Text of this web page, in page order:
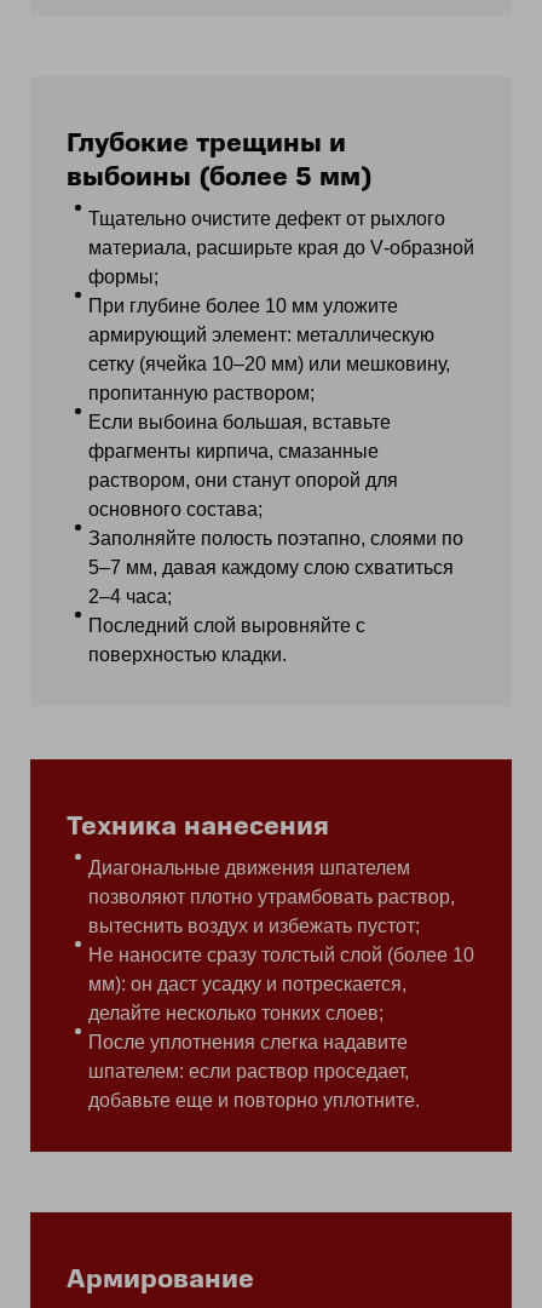
Глубокие трещины и
выбоины (более 5 мм)
Тщательно очистите дефект от рыхлого
материала, расширьте края до V‑образной
формы;
При глубине более 10 мм уложите
армирующий элемент: металлическую
сетку (ячейка 10–20 мм) или мешковину,
пропитанную раствором;
Если выбоина большая, вставьте
фрагменты кирпича, смазанные
раствором, они станут опорой для
основного состава;
Заполняйте полость поэтапно, слоями по
5–7 мм, давая каждому слою схватиться
2–4 часа;
Последний слой выровняйте с
поверхностью кладки.
Техника нанесения
Диагональные движения шпателем
позволяют плотно утрамбовать раствор,
вытеснить воздух и избежать пустот;
Не наносите сразу толстый слой (более 10
мм): он даст усадку и потрескается,
делайте несколько тонких слоев;
После уплотнения слегка надавите
шпателем: если раствор проседает,
добавьте еще и повторно уплотните.
Армирование